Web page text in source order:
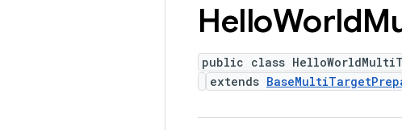
HelloWorld
public class
extends